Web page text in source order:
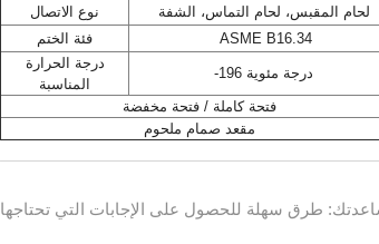
نوع الاتصال
لحام المقبس، لحام التماس، الشفة
فئة الختم
ASME B16.34
درجة الحرارة
المناسبة
-196 درجة مئوية
فتحة كاملة / فتحة مخفضة
مقعد صمام ملحوم